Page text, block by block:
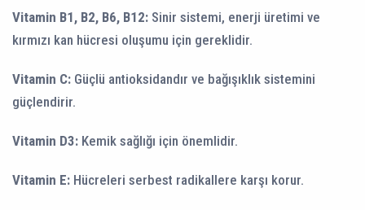
Vitamin B1, B2, B6, B12: Sinir sistemi, enerji üretimi ve
kırmızı kan hücresi oluşumu için gereklidir.
Vitamin C: Güçlü antioksidandır ve bağışıklık sistemini
güçlendirir.
Vitamin D3: Kemik sağlığı için önemlidir.
Vitamin E: Hücreleri serbest radikallere karşı korur.